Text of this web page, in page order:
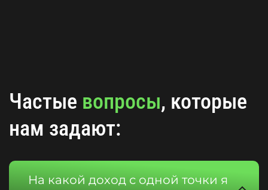
Частые вопросы, которые
нам задают:
На какой доход с одной точки я